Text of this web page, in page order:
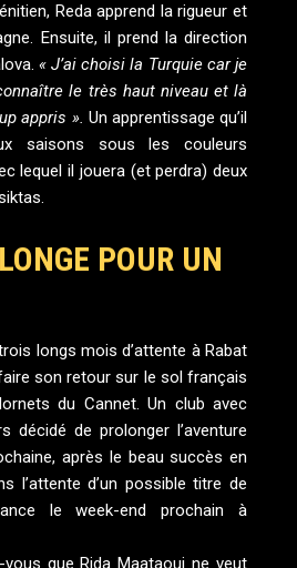
Reda apprend la rigueur et
Ensuite, il prend la direction
« J’ai choisi la Turquie car je
le très haut niveau et là
appris ». Un apprentissage qu’il
saisons sous les couleurs
lequel il jouera (et perdra) deux
POUR UN
longs mois d’attente à Rabat
son retour sur le sol français
du Cannet. Un club avec
décidé de prolonger l’aventure
après le beau succès en
l’attente d’un possible titre de
le week-end prochain à
vous que Rida Maataoui ne veut